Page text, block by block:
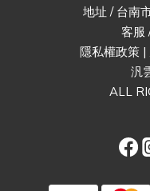
地址 / 台南
客服
隱私權政策|
汎
ALL